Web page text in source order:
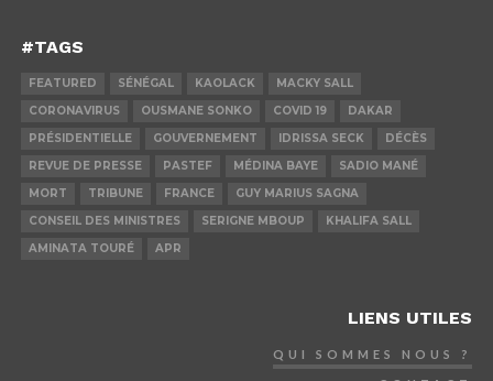
#TAGS
FEATURED SÉNÉGAL KAOLACK
MACKY SALL
CORONAVIRUS
OUSMANE SONKO COVID 19
DAKAR
PRÉSIDENTIELLE
GOUVERNEMENT IDRISSA SECK
DÉCÈS
REVUE DE PRESSE
PASTEF MÉDINA BAYE
SADIO MANÉ
MORT
TRIBUNE FRANCE
GUY MARIUS SAGNA
CONSEIL DES MINISTRES
SERIGNE MBOUP
KHALIFA SALL
AMINATA TOURÉ
APR
LIENS UTILES
QUI SOMMES NOUS ?